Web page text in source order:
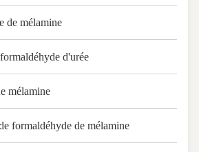
de mélamine
d'urée
mélamine
formaldéhyde de mélamine